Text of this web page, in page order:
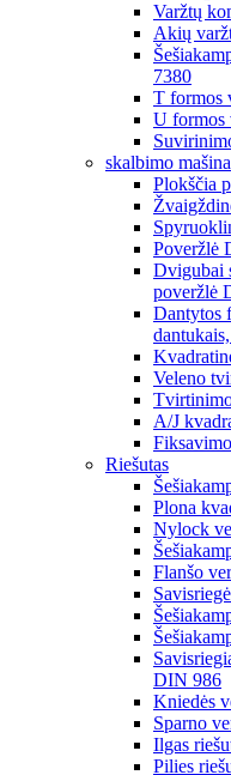
Varžtų
Akių
7380
T formos
U formos
skalbimo mašina
Plokščia
Poveržlė
Dvigubai
poveržlė
Dantytos
Veleno
A/J
Riešutas
Plona
Nylock
Flanšo
DIN 986
Kniedės
Sparno
Ilgas
Pilies